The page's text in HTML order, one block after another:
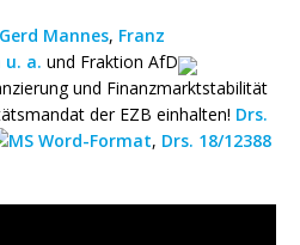
Gerd Mannes, Franz
u. a. und Fraktion AfD
und Finanzmarktstabilität
der EZB einhalten! Drs.
, Drs. 18/12388